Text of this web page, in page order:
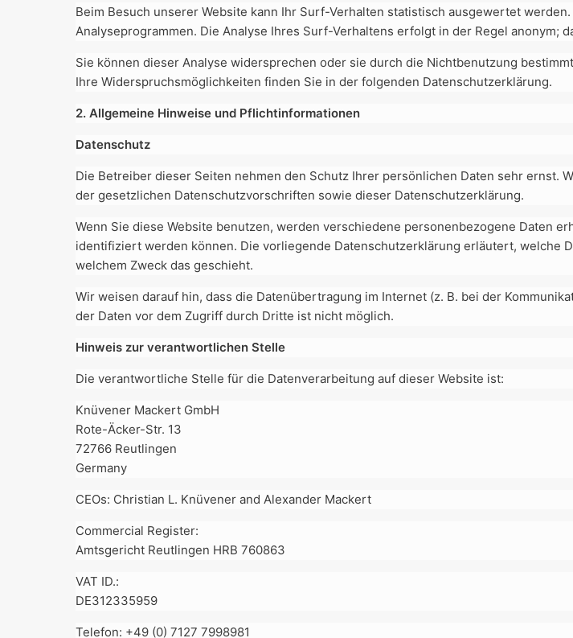
Beim Besuch unserer Website kann Ihr Surf-Verhalten statistisch ausgewertet
Analyseprogrammen. Die Analyse Ihres Surf-Verhaltens erfolgt in der Regel anonym;
Sie können dieser Analyse widersprechen oder sie durch die Nichtbenutzung
Ihre Widerspruchsmöglichkeiten finden Sie in der folgenden Datenschutzerklärung.
2. Allgemeine Hinweise und Pflichtinformationen
Datenschutz
Die Betreiber dieser Seiten nehmen den Schutz Ihrer persönlichen Daten sehr ernst.
der gesetzlichen Datenschutzvorschriften sowie dieser Datenschutzerklärung.
Wenn Sie diese Website benutzen, werden verschiedene personenbezogene Daten
identifiziert werden können. Die vorliegende Datenschutzerklärung erläutert, welche
welchem Zweck das geschieht.
Wir weisen darauf hin, dass die Datenübertragung im Internet (z. B. bei der
der Daten vor dem Zugriff durch Dritte ist nicht möglich.
Hinweis zur verantwortlichen Stelle
Die verantwortliche Stelle für die Datenverarbeitung auf dieser Website ist:
Knüvener Mackert GmbH
Rote-Äcker-Str. 13
72766 Reutlingen
Germany
CEOs: Christian L. Knüvener and Alexander Mackert
Commercial Register:
Amtsgericht Reutlingen HRB 760863
VAT ID.:
DE312335959
Telefon: +49 (0) 7127 7998981